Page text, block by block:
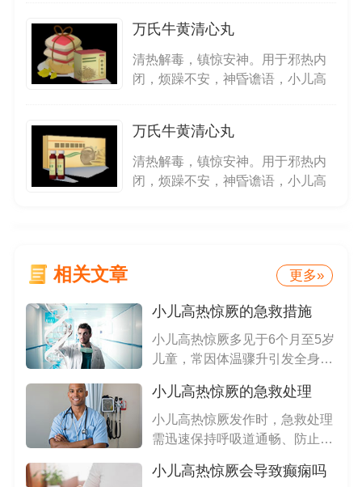
万氏牛黄清心丸
清热解毒，镇惊安神。用于邪热内
闭，烦躁不安，神昏谵语，小儿高
万氏牛黄清心丸
清热解毒，镇惊安神。用于邪热内
闭，烦躁不安，神昏谵语，小儿高
相关文章 更多»
小儿高热惊厥的急救措施
小儿高热惊厥多见于6个月至5岁
儿童，常因体温骤升引发全身抽
小儿高热惊厥的急救处理
小儿高热惊厥发作时，急救处理
需迅速保持呼吸道通畅、防止意
小儿高热惊厥会导致癫痫吗